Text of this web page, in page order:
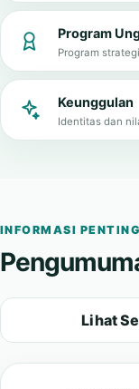
Program
Program
Keunggulan
Identitas dan
INFORMASI PENTING
Lihat